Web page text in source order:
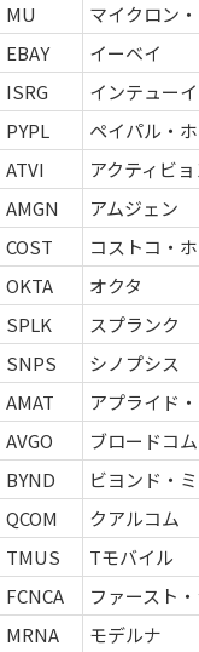
MU
マイクロン
EBAY
イーベイ
ISRG
インテュー
PYPL
ペイパル・
ATVI
アクティビ
AMGN
アムジェン
COST
コストコ・
OKTA
オクタ
SPLK
スプランク
SNPS
シノプシス
AMAT
アプライド
AVGO
ブロードコム
BYND
ビヨンド・
QCOM
クアルコム
TMUS
Tモバイル
FCNCA
ファースト
MRNA
モデルナ